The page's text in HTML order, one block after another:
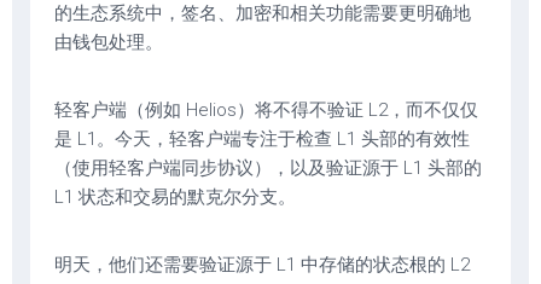
的生态系统中，签名、加密和相关功能需要更明确地
由钱包处理。
轻客户端（例如 Helios）将不得不验证 L2，而不仅仅
是 L1。今天，轻客户端专注于检查 L1 头部的有效性
（使用轻客户端同步协议），以及验证源于 L1 头部的
L1 状态和交易的默克尔分支。
明天，他们还需要验证源于 L1 中存储的状态根的 L2